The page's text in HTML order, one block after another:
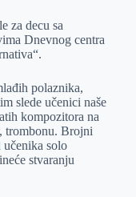
za decu sa
Dnevnog centra
polaznika,
slede učenici naše
kompozitora na
trombonu. Brojni
učenika solo
stvaranju